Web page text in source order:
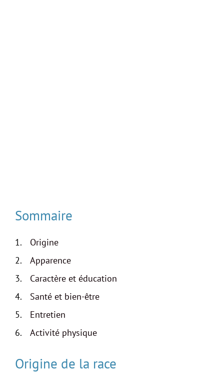
Sommaire
Origine
Apparence
Caractère et éducation
Santé et bien-être
Entretien
Activité physique
Origine de la race